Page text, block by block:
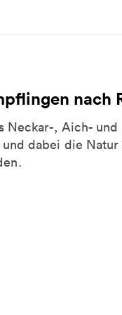
nach
Neckar-, Aich- und
dabei die Natur
- Von